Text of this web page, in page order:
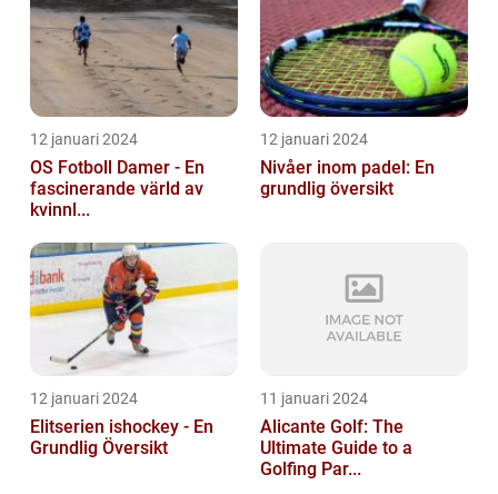
12 januari 2024
OS Fotboll Damer - En
fascinerande värld av
kvinnl...
12 januari 2024
Nivåer inom padel: En
grundlig översikt
12 januari 2024
Elitserien ishockey - En
Grundlig Översikt
11 januari 2024
Alicante Golf: The
Ultimate Guide to a
Golfing Par...